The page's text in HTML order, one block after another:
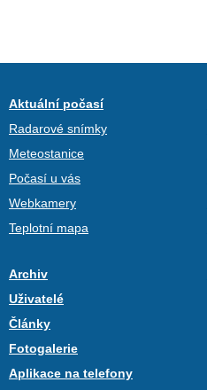
Aktuální počasí
Radarové snímky
Meteostanice
Počasí u vás
Webkamery
Teplotní mapa
Archiv
Uživatelé
Články
Fotogalerie
Aplikace na telefony